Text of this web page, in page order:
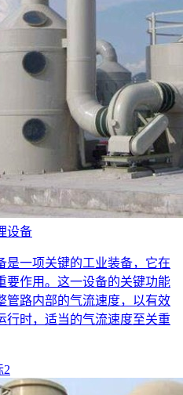
设备
是一项关键的工业装备，它在
要作用。这一设备的关键功能
管路内部的气流速度，以有效
行时，适当的气流速度至关重